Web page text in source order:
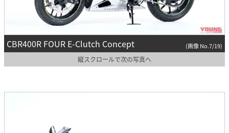
CBR400R FOUR E-Clutch Concept (画像 No.7/19)
縦スクロールで次の写真へ